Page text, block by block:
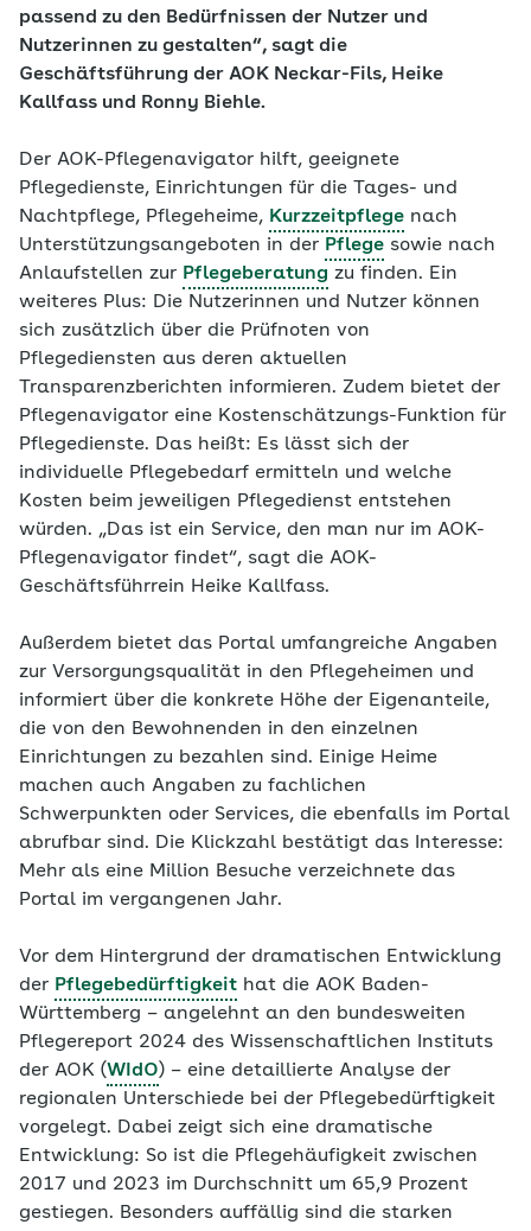
passend zu den Bedürfnissen der Nutzer und
Nutzerinnen zu gestalten“, sagt die
Geschäftsführung der AOK Neckar-Fils, Heike
Kallfass und Ronny Biehle.
Der AOK-Pflegenavigator hilft, geeignete
Pflegedienste, Einrichtungen für die Tages- und
Nachtpflege, Pflegeheime, Kurzzeitpflege nach
Unterstützungsangeboten in der Pflege sowie nach
Anlaufstellen zur Pflegeberatung zu finden. Ein
weiteres Plus: Die Nutzerinnen und Nutzer können
sich zusätzlich über die Prüfnoten von
Pflegediensten aus deren aktuellen
Transparenzberichten informieren. Zudem bietet der
Pflegenavigator eine Kostenschätzungs-Funktion für
Pflegedienste. Das heißt: Es lässt sich der
individuelle Pflegebedarf ermitteln und welche
Kosten beim jeweiligen Pflegedienst entstehen
würden. „Das ist ein Service, den man nur im AOK-
Pflegenavigator findet“, sagt die AOK-
Geschäftsführrein Heike Kallfass.
Außerdem bietet das Portal umfangreiche Angaben
zur Versorgungsqualität in den Pflegeheimen und
informiert über die konkrete Höhe der Eigenanteile,
die von den Bewohnenden in den einzelnen
Einrichtungen zu bezahlen sind. Einige Heime
machen auch Angaben zu fachlichen
Schwerpunkten oder Services, die ebenfalls im Portal
abrufbar sind. Die Klickzahl bestätigt das Interesse:
Mehr als eine Million Besuche verzeichnete das
Portal im vergangenen Jahr.
Vor dem Hintergrund der dramatischen Entwicklung
der Pflegebedürftigkeit hat die AOK Baden-
Württemberg – angelehnt an den bundesweiten
Pflegereport 2024 des Wissenschaftlichen Instituts
der AOK (WIdO) – eine detaillierte Analyse der
regionalen Unterschiede bei der Pflegebedürftigkeit
vorgelegt. Dabei zeigt sich eine dramatische
Entwicklung: So ist die Pflegehäufigkeit zwischen
2017 und 2023 im Durchschnitt um 65,9 Prozent
gestiegen. Besonders auffällig sind die starken